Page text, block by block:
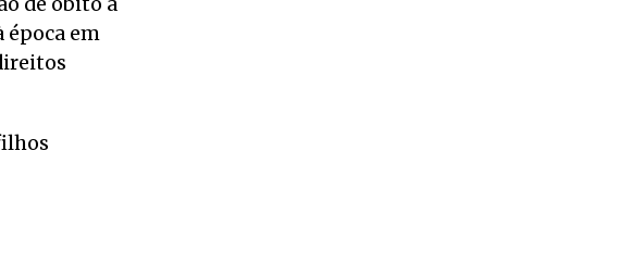
época em